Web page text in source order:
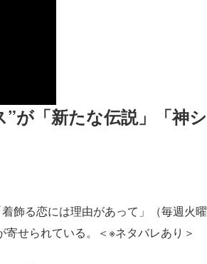
”が「新たな伝説」「神シ
飾る恋には理由があって」（毎週火曜
せられている。＜※ネタバレあり＞